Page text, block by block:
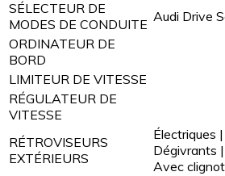
SÉLECTEUR DE
MODES DE CONDUITE Audi Drive
ORDINATEUR DE
BORD
LIMITEUR DE VITESSE
RÉGULATEUR DE
VITESSE
RÉTROVISEURS
EXTÉRIEURS
Électriques
Dégivrants
Avec